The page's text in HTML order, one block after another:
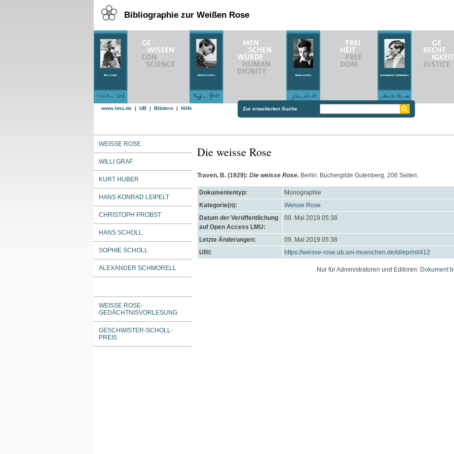
Bibliographie zur Weißen Rose
www.lmu.de| UB| Blättern| Hilfe Zur erweiterten Suche
WEISSE ROSE
WILLI GRAF
KURT HUBER
HANS KONRAD LEIPELT
CHRISTOPH PROBST
HANS SCHOLL
SOPHIE SCHOLL
ALEXANDER SCHMORELL
WEISSE ROSE-G
EDÄCHTNISVORLESUNG
GESCHWISTER-SCHOLL-
PREIS
Die weisse Rose
Traven, B. (1929): Die weisse Rose. Berlin: Büchergilde Gutenberg, 206 Seiten.
Dokumententyp:
Monographie
Kategorie(n):
Weisse Rose
Datum der Veröffentlichung
auf Open Access LMU:
09. Mai 2019 05:38
Letzte Änderungen:
09. Mai 2019 05:38
URI:
https://weisse-rose.ub.uni-muenchen.de/id/eprint/412
Nur für Administratoren und Editoren: Dokument